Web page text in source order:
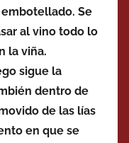
Se
al vino todo lo
la viña.
sigue la
dentro de
de las lías
en que se